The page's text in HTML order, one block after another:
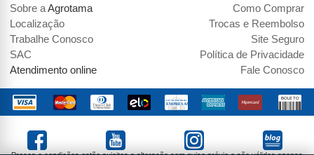
Sobre aAgrotama
Localização
Trabalhe Conosco
SAC
Atendimento online
Como Comprar
Trocas e Reembolso
Site Seguro
Política de Privacidade
Fale Conosco